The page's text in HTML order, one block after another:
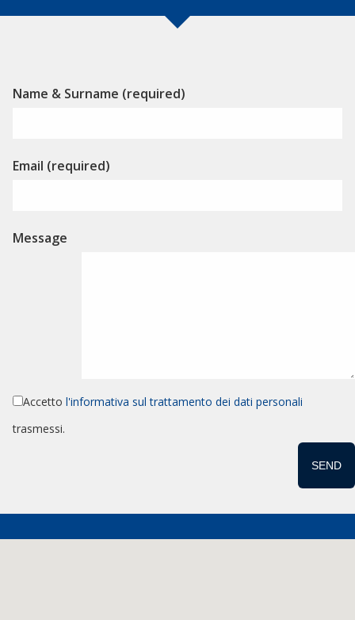
Name & Surname (required)
Email (required)
Message
Accetto l'informativa sul trattamento dei dati personali
trasmessi.
Alternative: